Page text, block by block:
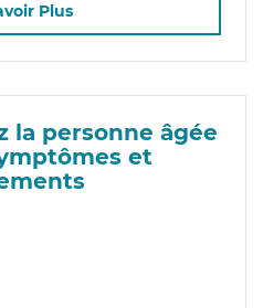
Plus
la personne âgée
et